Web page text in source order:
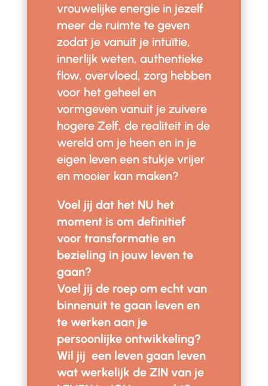
vrouwelijke energie in jezelf
meer de ruimte te geven
zodat je vanuit je intuïtie,
innerlijk weten, authentieke
flow, overvloed, zorg hebben
voor het geheel en
vormgeven vanuit je zuivere
hogere Zelf, de realiteit in de
wereld om je heen en in je
eigen leven een stukje vrijer
en mooier kan maken?
Voel jij dat het NU het
moment is om definitief
voor transformatie en
bezieling in jouw leven te
gaan?
Voel jij de roep om echt van
binnenuit te gaan leven en
te werken aan je
persoonlijke ontwikkeling?
Wil jij een leven gaan leven
wat werkelijk de ZIN van je